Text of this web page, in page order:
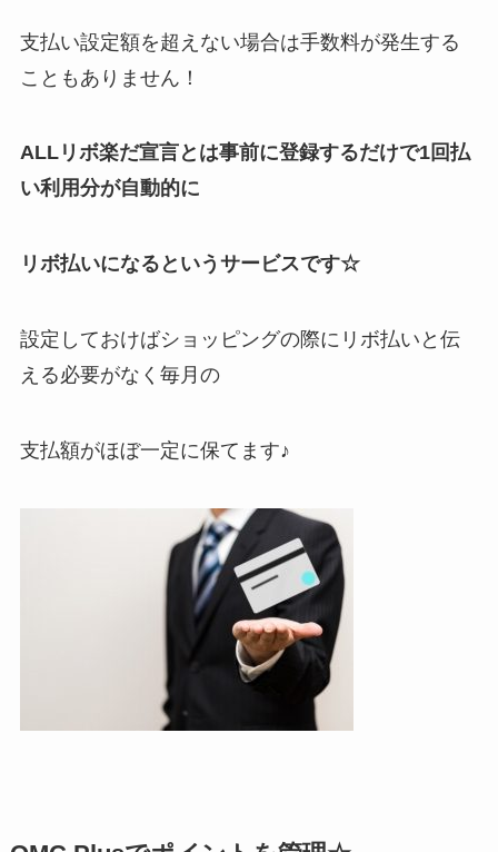
支払い設定額を超えない場合は手数料が発生する
こともありません！
ALLリボ楽だ宣言とは事前に登録するだけで1回払
い利用分が自動的に
リボ払いになるというサービスです☆
設定しておけばショッピングの際にリボ払いと伝
える必要がなく毎月の
支払額がほぼ一定に保てます♪